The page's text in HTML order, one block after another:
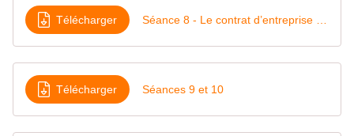
Télécharger
Télécharger Séances 9 et 10